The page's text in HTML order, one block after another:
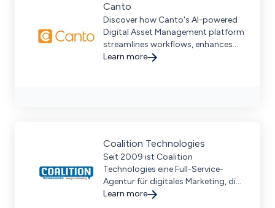
Canto
Discover how Canto's AI-powered
Digital Asset Management platform
streamlines workflows, enhances
collaboration, and optimizes
Learn more
Coalition Technologies
Seit 2009 ist Coalition
Technologies eine Full-Service-
Agentur für digitales Marketing, die
in allen Branchen tätig ist, von
Learn more